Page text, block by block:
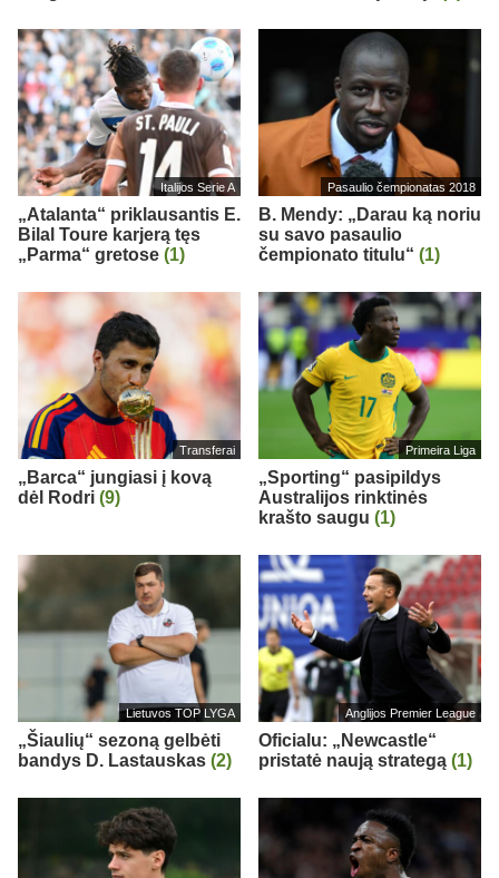
Italijos Serie A
„Atalanta“ priklausantis E.
Bilal Toure karjerą tęs
„Parma“ gretose (1)
Pasaulio čempionatas 2018
B. Mendy: „Darau ką noriu
su savo pasaulio
čempionato titulu“ (1)
Transferai
„Barca“ jungiasi į kovą
dėl Rodri (9)
Primeira Liga
„Sporting“ pasipildys
Australijos rinktinės
krašto saugu (1)
Lietuvos TOP LYGA
„Šiaulių“ sezoną gelbėti
bandys D. Lastauskas (2)
Anglijos Premier League
Oficialu: „Newcastle“
pristatė naują strategą (1)